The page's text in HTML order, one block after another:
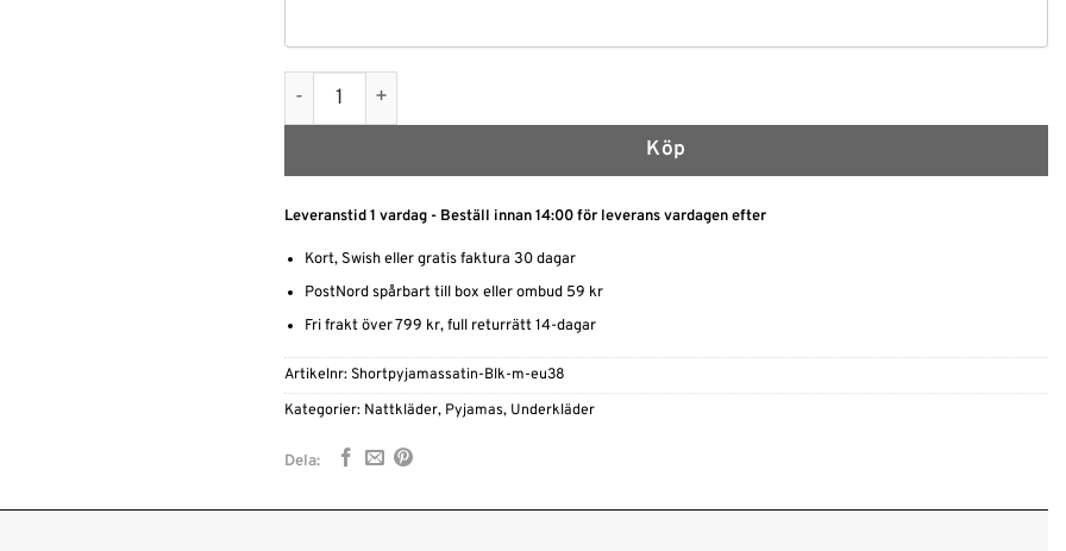
Satin pyjamas - Nattskjorta och Shorts mängd
Köp
Leveranstid 1 vardag - Beställ innan 14:00 för leverans vardagen efter
Kort, Swish eller gratis faktura 30 dagar
PostNord spårbart till box eller ombud 59 kr
Fri frakt över 799 kr, full returrätt 14-dagar
Artikelnr: Shortpyjamassatin-Blk-m-eu38
Kategorier: Nattkläder, Pyjamas, Underkläder
Dela: